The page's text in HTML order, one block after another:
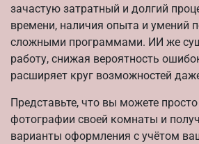
зачастую затратный и долгий
времени, наличия опыта и умений
сложными программами. ИИ же
работу, снижая вероятность
расширяет круг возможностей
Представьте, что вы можете просто
фотографии своей комнаты и
варианты оформления с учётом